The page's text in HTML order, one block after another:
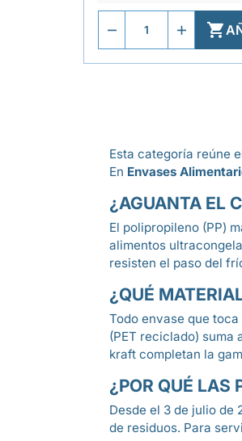

Esta categoría reúne
En Envases
¿AGUANTA EL
El polipropileno (PP)
alimentos
resisten el paso del
¿QUÉ
Todo envase que
(PET reciclado) suma
kraft completan la
¿POR QUÉ LAS
Desde el 3 de julio de
de residuos. Para